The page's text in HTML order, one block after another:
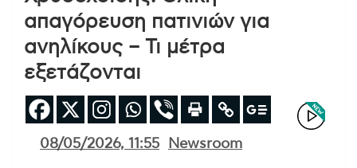
απαγόρευση πατινιών για
ανηλίκους – Τι μέτρα
εξετάζονται
08/05/2026, 11:55 Newsroom